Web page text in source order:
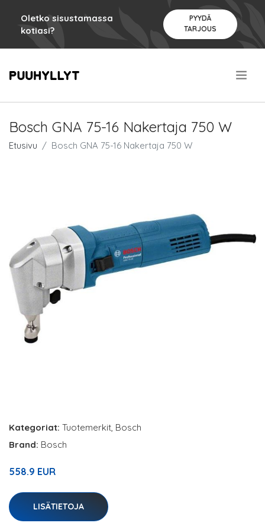
Oletko sisustamassa
kotiasi?
PYYDÄ
TARJOUS
Bosch GNA 75-16 Nakertaja 750 W
Etusivu Bosch GNA 75-16 Nakertaja 750 W
Kategoriat: Tuotemerkit, Bosch
Brand: Bosch
558.9 EUR
LISÄTIETOJA